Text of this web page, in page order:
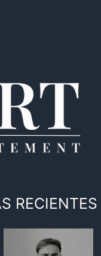
RECIENTES